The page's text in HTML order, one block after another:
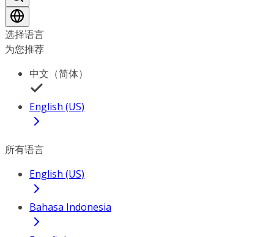
选择语言
为您推荐
中文（简体）
English (US)
所有语言
English (US)
Bahasa Indonesia